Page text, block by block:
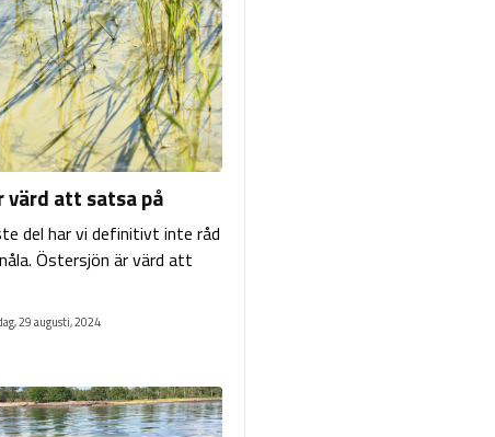
värd att satsa på
del har vi definitivt inte råd
Östersjön är värd att
29 augusti, 2024